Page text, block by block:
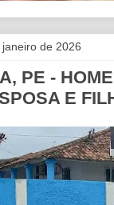
de 2026
PE -
E